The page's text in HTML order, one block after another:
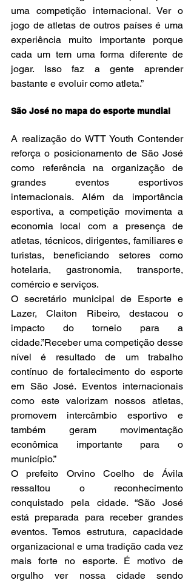
uma competição internacional. Ver o
jogo de atletas de outros países é uma
experiência muito importante porque
cada um tem uma forma diferente de
jogar. Isso faz a gente aprender
bastante e evoluir como atleta.”
São José no mapa do esporte mundial
A realização do WTT Youth Contender
reforça o posicionamento de São José
como referência na organização de
grandes eventos esportivos
internacionais. Além da importância
esportiva, a competição movimenta a
economia local com a presença de
atletas, técnicos, dirigentes, familiares e
turistas, beneficiando setores como
hotelaria, gastronomia, transporte,
comércio e serviços.
O secretário municipal de Esporte e
Lazer, Claiton Ribeiro, destacou o
impacto do torneio para a
cidade.”Receber uma competição desse
nível é resultado de um trabalho
contínuo de fortalecimento do esporte
em São José. Eventos internacionais
como este valorizam nossos atletas,
promovem intercâmbio esportivo e
também geram movimentação
econômica importante para o
município.”
O prefeito Orvino Coelho de Ávila
ressaltou o reconhecimento
conquistado pela cidade. “São José
está preparada para receber grandes
eventos. Temos estrutura, capacidade
organizacional e uma tradição cada vez
mais forte no esporte. É motivo de
orgulho ver nossa cidade sendo